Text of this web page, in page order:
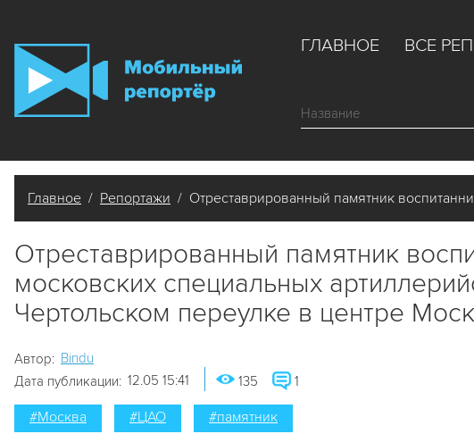
ГЛАВНОЕ ВСЕ
Главное / Репортажи / Отреставрированный памятник
Отреставрированный памятник
московских специальных
Чертольском переулке в центре
Автор: Bindu
Дата публикации: 12.05 15:41 135 1
#Москва #ЦАО #памятник